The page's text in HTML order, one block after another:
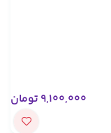
9,100,000 تومان